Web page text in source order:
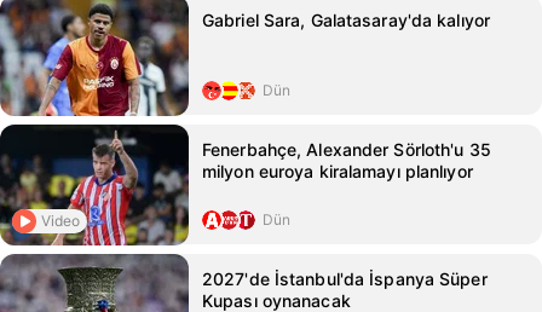
Gabriel Sara, Galatasaray'da kalıyor
Dün
Video
Fenerbahçe, Alexander Sörloth'u 35
milyon euroya kiralamayı planlıyor
Dün
2027'de İstanbul'da İspanya Süper
Kupası oynanacak